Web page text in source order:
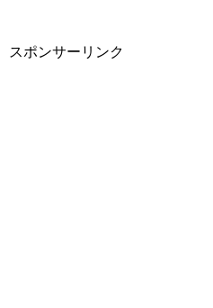
スポンサーリンク